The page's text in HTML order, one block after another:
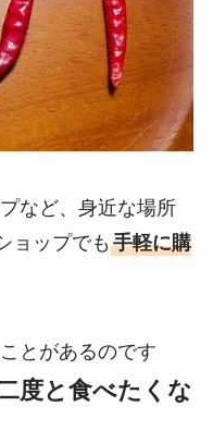
など、身近な場所
ョップでも 手軽に購
とがあるのです
度と食べたくな